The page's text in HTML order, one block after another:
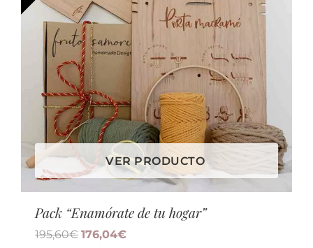
VER PRODUCTO
Pack “Enamórate de tu hogar”
195,60€ 176,04€